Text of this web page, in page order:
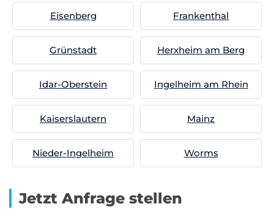
Eisenberg Frankenthal
Grünstadt Herxheim am Berg
Idar-Oberstein Ingelheim am Rhein
Kaiserslautern Mainz
Nieder-Ingelheim Worms
Jetzt Anfrage stellen